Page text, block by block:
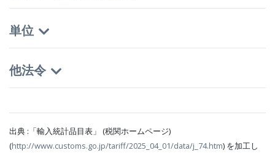
単位
他法令
出典 :「輸入統計品目表」 (税関ホームページ)
(http://www.customs.go.jp/tariff/2025_04_01/data/j_74.htm) を加工し